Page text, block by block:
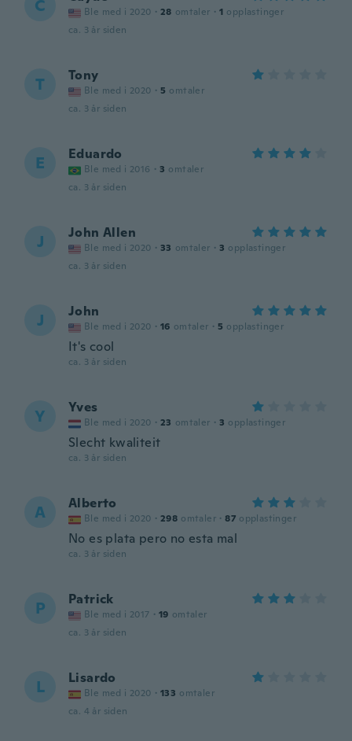
C Ble med i 2020 · 28 omtaler · 1 opplastinger
ca. 3 år siden
T Tony
Ble med i 2020 · 5 omtaler
ca. 3 år siden
E Eduardo
Ble med i 2016 · 3 omtaler
ca. 3 år siden
J John Allen
Ble med i 2020 · 33 omtaler · 3 opplastinger
ca. 3 år siden
J John
Ble med i 2020 · 16 omtaler · 5 opplastinger
It's cool
ca. 3 år siden
Y Yves
Ble med i 2020 · 23 omtaler · 3 opplastinger
Slecht kwaliteit
ca. 3 år siden
A Alberto
Ble med i 2020 · 298 omtaler · 87 opplastinger
No es plata pero no esta mal
ca. 3 år siden
P Patrick
Ble med i 2017 · 19 omtaler
ca. 3 år siden
L Lisardo
Ble med i 2020 · 133 omtaler
ca. 4 år siden